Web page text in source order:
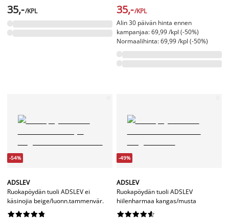
35,-/KPL 35,-/KPL
Alin 30 päivän hinta ennen
kampanjaa: 69,99 /kpl (-50%)
Normaalihinta: 69,99 /kpl (-50%)
-54%
ADSLEV
Ruokapöydän tuoli ADSLEV ei
käsinojia beige/luonn.tammenvär.






-49%
ADSLEV
Ruokapöydän tuoli ADSLEV
hiilenharmaa kangas/musta





